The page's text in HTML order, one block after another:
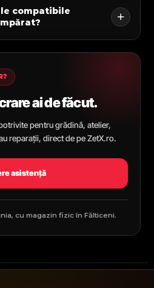
compatibile
ai de făcut.
pentru grădină, atelier,
reparații, direct de pe ZetX.ro.
asistență
cu magazin fizic în Fălticeni.